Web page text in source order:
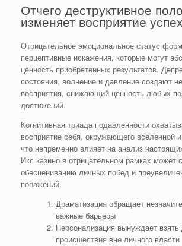
Отчего деструктивное
изменяет восприятие
Отрицательное эмоциональное статус
перцептивные искажения, которые могут
ценность приобретенных результатов.
состояния, волнение и давление создают
восприятия, снижающий ценность любых
достижений.
Когнитивная триада подавленности
восприятие себя, окружающего вселенной
что непременно влияет на анализ
Икс казино в отрицательном рамках может
обесцениванию личных побед и
поражений.
Драматизация обращает
важные барьеры
Персонализация вынуждает взять
происшествия вне личного власти